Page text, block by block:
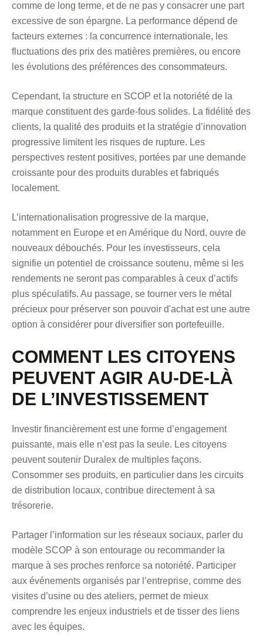
comme de long terme, et de ne pas y consacrer une part
excessive de son épargne. La performance dépend de
facteurs externes : la concurrence internationale, les
fluctuations des prix des matières premières, ou encore
les évolutions des préférences des consommateurs.
Cependant, la structure en SCOP et la notoriété de la
marque constituent des garde-fous solides. La fidélité des
clients, la qualité des produits et la stratégie d’innovation
progressive limitent les risques de rupture. Les
perspectives restent positives, portées par une demande
croissante pour des produits durables et fabriqués
localement.
L’internationalisation progressive de la marque,
notamment en Europe et en Amérique du Nord, ouvre de
nouveaux débouchés. Pour les investisseurs, cela
signifie un potentiel de croissance soutenu, même si les
rendements ne seront pas comparables à ceux d’actifs
plus spéculatifs. Au passage, se tourner vers le métal
précieux pour préserver son pouvoir d'achatest une autre
option à considérer pour diversifier son portefeuille.
COMMENT LES CITOYENS
PEUVENT AGIR AU-DE-LÀ
DE L’INVESTISSEMENT
Investir financièrement est une forme d’engagement
puissante, mais elle n’est pas la seule. Les citoyens
peuvent soutenir Duralex de multiples façons.
Consommer ses produits, en particulier dans les circuits
de distribution locaux, contribue directement à sa
trésorerie.
Partager l’information sur les réseaux sociaux, parler du
modèle SCOP à son entourage ou recommander la
marque à ses proches renforce sa notoriété. Participer
aux événements organisés par l’entreprise, comme des
visites d’usine ou des ateliers, permet de mieux
comprendre les enjeux industriels et de tisser des liens
avec les équipes.